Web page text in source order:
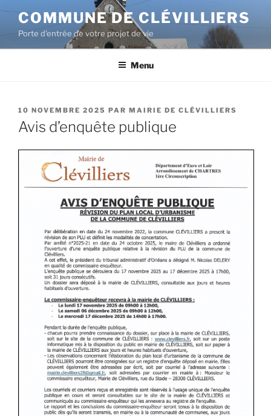
COMMUNE DE CLÉVILLIERS
Porte d'entrée de votre projet de vie
Menu
10 NOVEMBRE 2025 PAR MAIRIE DE CLÉVILLIERS
Avis d’enquête publique